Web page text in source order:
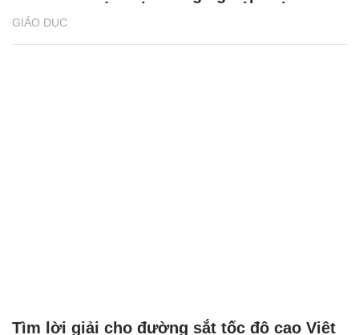
GIÁO DỤC
Tìm lời giải cho đường sắt tốc độ cao Việt